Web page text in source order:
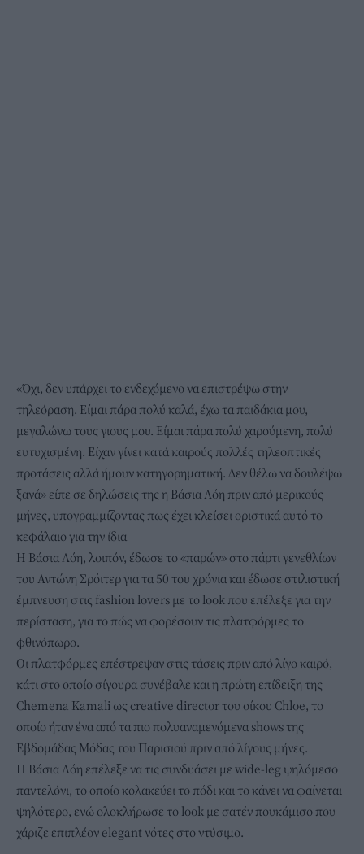
«Όχι, δεν υπάρχει το ενδεχόμενο να επιστρέψω στην
τηλεόραση. Είμαι πάρα πολύ καλά, έχω τα παιδάκια μου,
μεγαλώνω τους γιους μου. Είμαι πάρα πολύ χαρούμενη, πολύ
ευτυχισμένη. Είχαν γίνει κατά καιρούς πολλές τηλεοπτικές
προτάσεις αλλά ήμουν κατηγορηματική. Δεν θέλω να δουλέψω
ξανά» είπε σε δηλώσεις της η Βάσια Λόη πριν από μερικούς
μήνες, υπογραμμίζοντας πως έχει κλείσει οριστικά αυτό το
κεφάλαιο για την ίδια
Η Βάσια Λόη, λοιπόν, έδωσε το «παρών» στο πάρτι γενεθλίων
του Αντώνη Σρόιτερ για τα 50 του χρόνια και έδωσε στιλιστική
έμπνευση στις fashion lovers με το look που επέλεξε για την
περίσταση, για το πώς να φορέσουν τις πλατφόρμες το
φθινόπωρο.
Οι πλατφόρμες επέστρεψαν στις τάσεις πριν από λίγο καιρό,
κάτι στο οποίο σίγουρα συνέβαλε και η πρώτη επίδειξη της
Chemena Kamali ως creative director του οίκου Chloe, το
οποίο ήταν ένα από τα πιο πολυαναμενόμενα shows της
Εβδομάδας Μόδας του Παρισιού πριν από λίγους μήνες.
Η Βάσια Λόη επέλεξε να τις συνδυάσει με wide-leg ψηλόμεσο
παντελόνι, το οποίο κολακεύει το πόδι και το κάνει να φαίνεται
ψηλότερο, ενώ ολοκλήρωσε το look με σατέν πουκάμισο που
χάριζε επιπλέον elegant νότες στο ντύσιμο.